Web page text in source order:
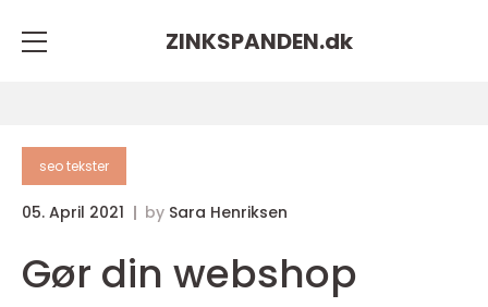
ZINKSPANDEN.dk
seo tekster
05. April 2021 by Sara Henriksen
Gør din webshop